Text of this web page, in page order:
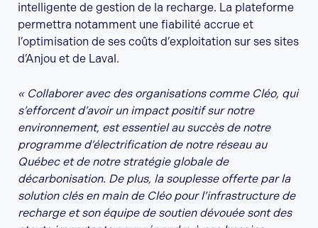
intelligente de gestion de la recharge. La plateforme
permettra notamment une fiabilité accrue et
l’optimisation de ses coûts d’exploitation sur ses sites
d’Anjou et de Laval.
« Collaborer avec des organisations comme Cléo, qui
s’efforcent d’avoir un impact positif sur notre
environnement, est essentiel au succès de notre
programme d’électrification de notre réseau au
Québec et de notre stratégie globale de
décarbonisation. De plus, la souplesse offerte par la
solution clés en main de Cléo pour l’infrastructure de
recharge et son équipe de soutien dévouée sont des